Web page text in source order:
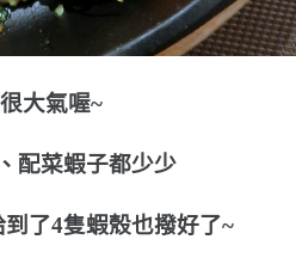
大氣喔~
配菜蝦子都少少
了4隻蝦殼也撥好了~